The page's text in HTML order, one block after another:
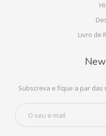
Livro de
Subscreva e fique a par